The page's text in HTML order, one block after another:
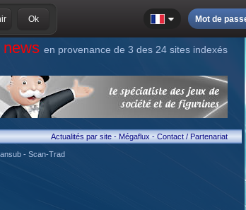
Mot de
news en provenance de 3 des 24 sites indexés
Actualités par site-Mégaflux-Contact / Partenariat
- Scan-Trad